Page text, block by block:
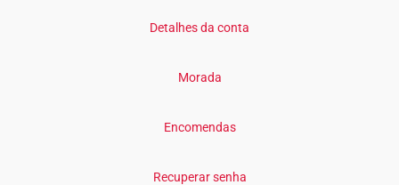
Detalhes da conta
Morada
Encomendas
Recuperar senha